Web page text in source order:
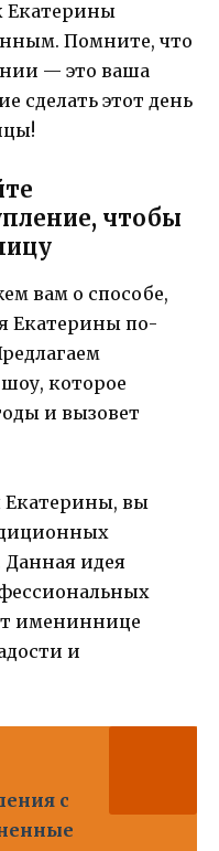
Екатерины
Помните, что
— это ваша
сделать этот день
чтобы
вам о способе,
Екатерины по-
которое
и вызовет
Екатерины, вы
Данная идея
имениннице
и
с